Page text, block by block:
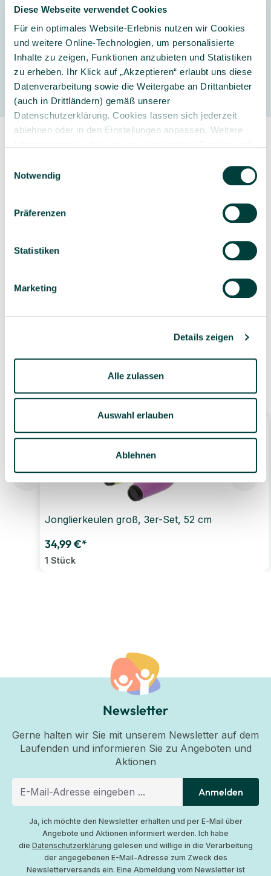
Diese Webseite verwendet Cookies
Für ein optimales Website-Erlebnis nutzen wir Cookies
und weitere Online-Technologien, um personalisierte
Inhalte zu zeigen, Funktionen anzubieten und Statistiken
zu erheben. Ihr Klick auf „Akzeptieren“ erlaubt uns diese
Datenverarbeitung sowie die Weitergabe an Drittanbieter
(auch in Drittländern) gemäß unserer
Datenschutzerklärung. Cookies lassen sich jederzeit
ablehnen oder in den Einstellungen anpassen. Weitere
schutz­erklärung
Notwendig
Präferenzen
Statistiken
Marketing
Details zeigen
Alle zulassen
Auswahl erlauben
Ablehnen
Jahre
Hersteller
Produktsortiment
Kompetente und
individuelle Beratung
Geprüfte Lieferkette
1-3 Werktage Lieferzeit
eigenen Lager
Ähnliche Produkte
Jonglierkeulen groß, 3er-Set, 52 cm
34,99 €*
1 Stück
Newsletter
Gerne halten wir Sie mit unserem Newsletter auf dem
Laufenden und informieren Sie zu Angeboten und
Aktionen
Anmelden
Ja, ich möchte den Newsletter erhalten und per E-Mail über
Angebote und Aktionen informiert werden. Ich habe
die Datenschutzerklärung gelesen und willige in die Verarbeitung
der angegebenen E-Mail-Adresse zum Zweck des
Newsletterversands ein. Eine Abmeldung vom Newsletter ist